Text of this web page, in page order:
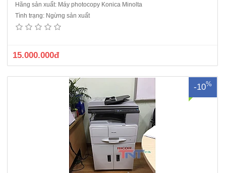
Hãng sản xuất: Máy photocopy Konica Minolta
Tình trạng: Ngừng sản xuất
15.000.000đ
-10%
Máy photocopy Ricoh MP 2014AD + Kệ gỗ ( Mới 100%) Hàng chính
hãng, nguyên đai, nguyên kiện. Là loại máy photocopy đa chức năng
in đen trắng với tốc độ 20trang/phút, khổ giấy A3,A4,A5. Đây là dòng